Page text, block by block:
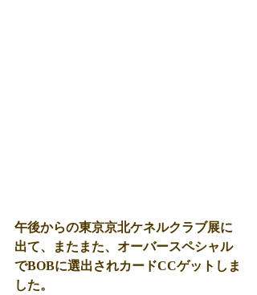
午後からの東京京北ケネルクラブ展に
出て、またまた、オーバースペシャル
でBOBに選出されカードCCゲットしま
した。